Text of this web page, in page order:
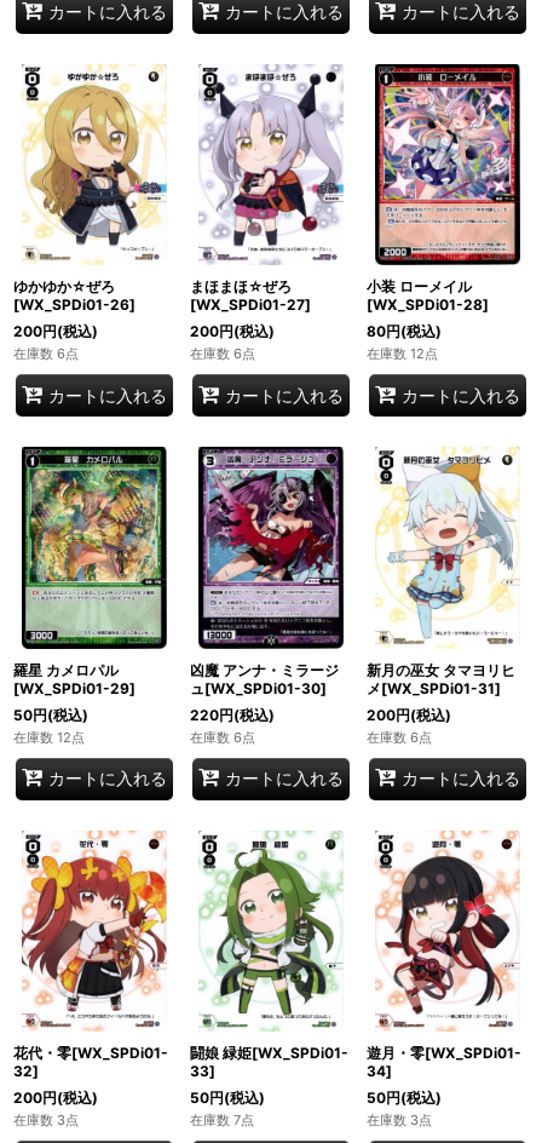
カートに入れる カートに入れる カートに入れる
ゆかゆか☆ぜろ
[WX_SPDi01-26]
200円(税込)
在庫数 6点
カートに入れる
まほまほ☆ぜろ
[WX_SPDi01-27]
200円(税込)
在庫数 6点
カートに入れる
小装 ローメイル
[WX_SPDi01-28]
80円(税込)
在庫数 12点
カートに入れる
羅星 カメロパル
[WX_SPDi01-29]
50円(税込)
在庫数 12点
カートに入れる
凶魔 アンナ・ミラージ
ュ[WX_SPDi01-30]
220円(税込)
在庫数 6点
カートに入れる
新月の巫女 タマヨリヒ
メ[WX_SPDi01-31]
200円(税込)
在庫数 6点
カートに入れる
花代・零[WX_SPDi01-
32]
200円(税込)
在庫数 3点
闘娘 緑姫[WX_SPDi01-
33]
50円(税込)
在庫数 7点
遊月・零[WX_SPDi01-
34]
50円(税込)
在庫数 3点